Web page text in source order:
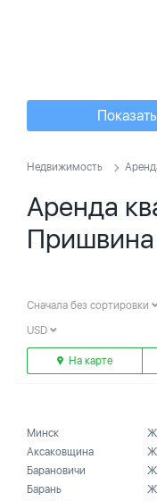
Недвижимость
Аренда
Сначала без сортировки
USD
На карте
Минск
Аксаковщина
Барановичи
Барань